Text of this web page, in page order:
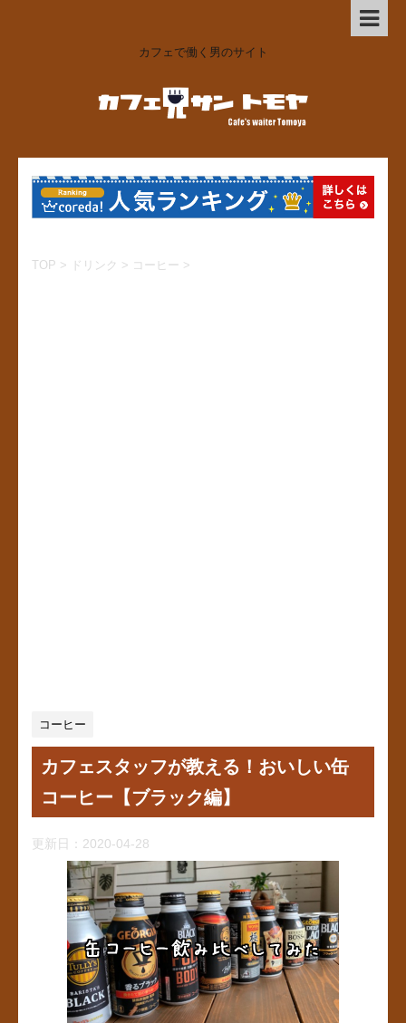
カフェで働く男のサイト
TOP > ドリンク > コーヒー >
コーヒー
カフェスタッフが教える！おいしい缶
コーヒー【ブラック編】
更新日： 2020-04-28